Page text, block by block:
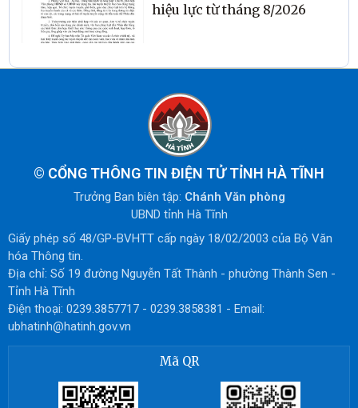
hiệu lực từ tháng 8/2026
© CỔNG THÔNG TIN ĐIỆN TỬ TỈNH HÀ TĨNH
Trưởng Ban biên tập: Chánh Văn phòng
UBND tỉnh Hà Tĩnh
Giấy phép số 48/GP-BVHTT cấp ngày 18/02/2003 của Bộ Văn
hóa Thông tin.
Địa chỉ: Số 19 đường Nguyễn Tất Thành - phường Thành Sen -
Tỉnh Hà Tĩnh
Điện thoại: 0239.3857717 - 0239.3858381 - Email:
ubhatinh@hatinh.gov.vn
Mã QR